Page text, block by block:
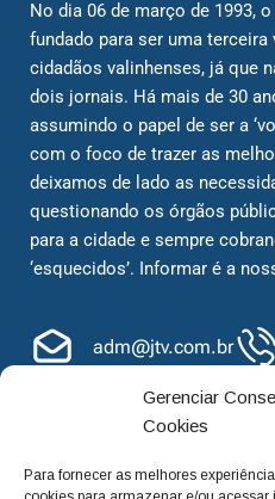
Gerenciar
Cookies
Para fornecer as melhores
deixamos de lado as
questionando os órgãos
para a cidade e sempre
‘esquecidos’. Informar é a
adm@jtv.com.br
(19) 99450-1424